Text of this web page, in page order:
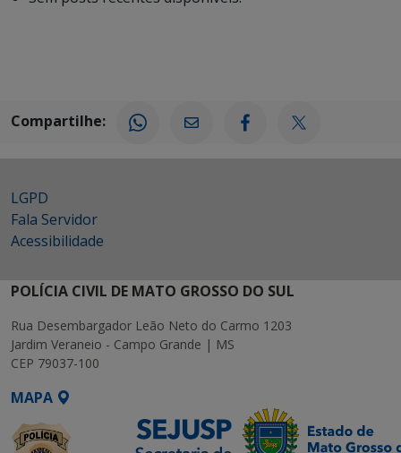
Compartilhe:
LGPD
Fala Servidor
Acessibilidade
POLÍCIA CIVIL DE MATO GROSSO DO SUL
Rua Desembargador Leão Neto do Carmo 1203
Jardim Veraneio - Campo Grande | MS
CEP 79037-100
MAPA